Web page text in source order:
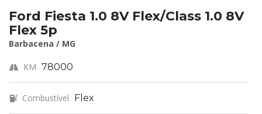
Ford Fiesta 1.0 8V Flex/Class 1.0 8V
Flex 5p
Barbacena / MG
KM 78000
Combustível Flex